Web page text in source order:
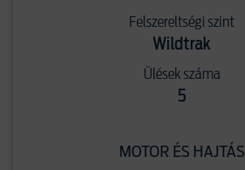
Felszereltségi szint
Wildtrak
Ülések száma
5
MOTOR ÉS HAJTÁS